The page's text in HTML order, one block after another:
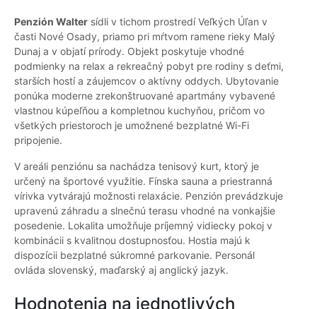
Penzión Walter sídli v tichom prostredí Veľkých Úľan v
časti Nové Osady, priamo pri mŕtvom ramene rieky Malý
Dunaj a v objatí prírody. Objekt poskytuje vhodné
podmienky na relax a rekreačný pobyt pre rodiny s deťmi,
starších hostí a záujemcov o aktívny oddych. Ubytovanie
ponúka moderne zrekonštruované apartmány vybavené
vlastnou kúpeľňou a kompletnou kuchyňou, pričom vo
všetkých priestoroch je umožnené bezplatné Wi-Fi
pripojenie.
V areáli penziónu sa nachádza tenisový kurt, ktorý je
určený na športové využitie. Fínska sauna a priestranná
vírivka vytvárajú možnosti relaxácie. Penzión prevádzkuje
upravenú záhradu a slnečnú terasu vhodné na vonkajšie
posedenie. Lokalita umožňuje príjemný vidiecky pokoj v
kombinácii s kvalitnou dostupnosťou. Hostia majú k
dispozícii bezplatné súkromné parkovanie. Personál
ovláda slovenský, maďarský aj anglický jazyk.
Hodnotenia na jednotlivých